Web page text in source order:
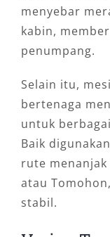
menyebar
kabin,
penumpang.
Selain itu,
bertenaga
untuk
Baik
rute
atau
stabil.